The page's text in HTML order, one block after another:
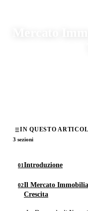
IN QUESTO
3 sezioni
Introduzione
Il Mercato
Crescita